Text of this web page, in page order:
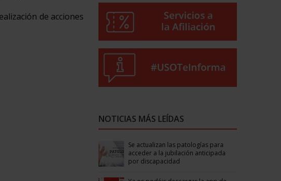
de acciones
NOTICIAS MÁS LEÍDAS
Se actualizan las patologías para
acceder a la jubilación anticipada
por discapacidad